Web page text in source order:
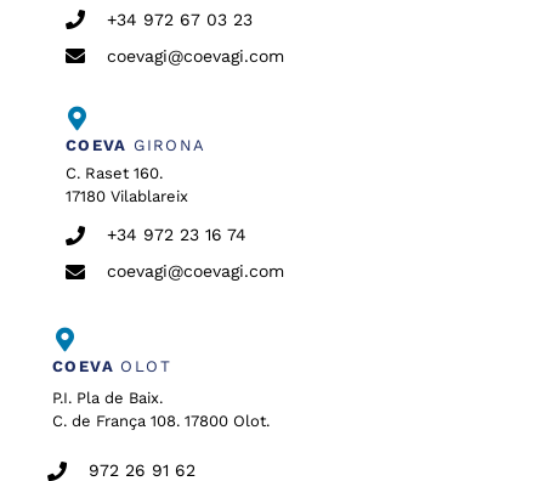
+34 972 67 03 23
coevagi@coevagi.com
COEVA GIRONA
C. Raset 160.
17180 Vilablareix
+34 972 23 16 74
coevagi@coevagi.com
COEVA OLOT
P.I. Pla de Baix.
C. de França 108. 17800 Olot.
972 26 91 62